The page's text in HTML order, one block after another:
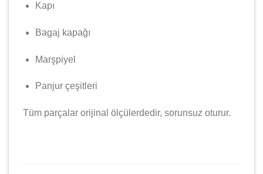
Kapı
Bagaj kapağı
Marşpiyel
Panjur çeşitleri
Tüm parçalar orijinal ölçülerdedir, sorunsuz oturur.